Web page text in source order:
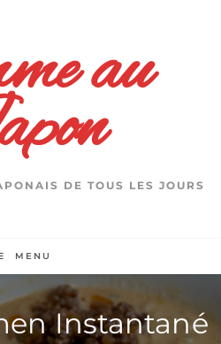
au
DE TOUS LES JOURS
MENU
Instantané